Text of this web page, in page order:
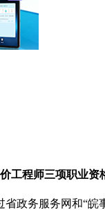
工程师三项职业资
政务服务网和“